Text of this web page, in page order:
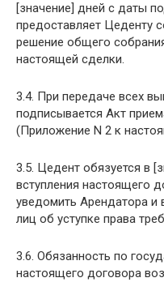
[значение] дней с даты
предоставляет Цеденту
решение общего
настоящей сделки.
3.4. При передаче всех
подписывается Акт
(Приложение N 2 к
3.5. Цедент обязуется в
вступления настоящего
уведомить Арендатора и
лиц об уступке права
3.6. Обязанность по
настоящего договора